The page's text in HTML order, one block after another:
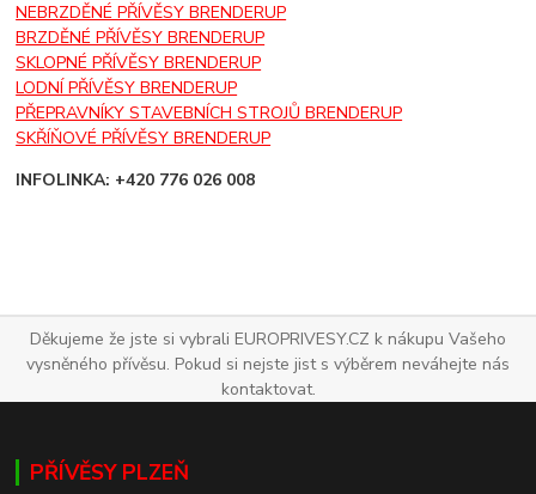
NEBRZDĚNÉ PŘÍVĚSY BRENDERUP
BRZDĚNÉ PŘÍVĚSY BRENDERUP
SKLOPNÉ PŘÍVĚSY BRENDERUP
LODNÍ PŘÍVĚSY BRENDERUP
PŘEPRAVNÍKY STAVEBNÍCH STROJŮ BRENDERUP
SKŘÍŇOVÉ PŘÍVĚSY BRENDERUP
INFOLINKA: +420 776 026 008
Děkujeme že jste si vybrali EUROPRIVESY.CZ k nákupu Vašeho
vysněného přívěsu. Pokud si nejste jist s výběrem neváhejte nás
kontaktovat.
PŘÍVĚSY PLZEŇ